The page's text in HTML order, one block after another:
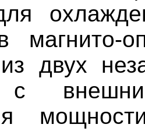
магнито-
двух
с